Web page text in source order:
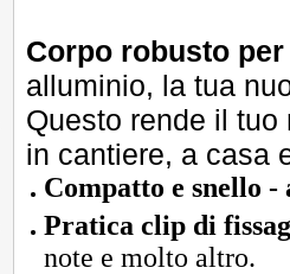
Corpo robusto
alluminio, la tua
Questo rende il
in cantiere, a casa
Compatto e snello -
Pratica clip di
note e molto altro.